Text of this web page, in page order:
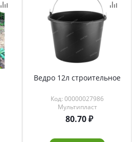
Ведро 12л строительное
Код: 00000027986
Мультипласт
80.70